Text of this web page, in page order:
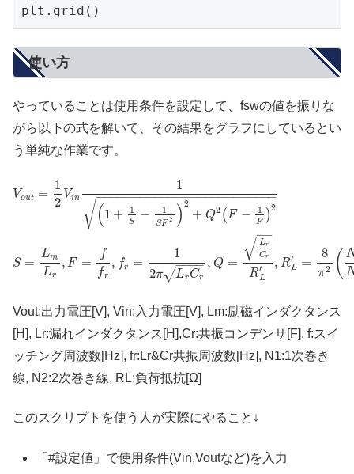
plt.grid()
使い方
やっていることは使用条件を設定して、fswの値を振りな
がら以下の式を解いて、その結果をグラフにしているとい
う単純な作業です。
Vout =
1
2
Vin
1
(1 + 1
S − 1
SF 2 ) 2
+ Q2 (F − 1
F )
2
− −
−−−−−−−−−−−−−−−−−−−−−−−
√
S =
Lm
Lr
, F =
f
fr
, fr =
1
2π LrCr
− −
−−
√
, Q =
Lr
Cr
−−
√
R′
L
, R′
L =
8
π2 (
Vout:出力電圧[V], Vin:入力電圧[V], Lm:励磁インダクタンス
[H], Lr:漏れインダクタンス[H],Cr:共振コンデンサ[F], f:スイ
ッチング周波数[Hz], fr:Lr&Cr共振周波数[Hz], N1:1次巻き
線, N2:2次巻き線, RL:負荷抵抗[Ω]
このスクリプトを使う人が実際にやること↓
「#設定値」で使用条件(Vin,Voutなど)を入力